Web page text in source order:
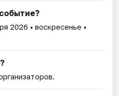
2026 • воскресенье •